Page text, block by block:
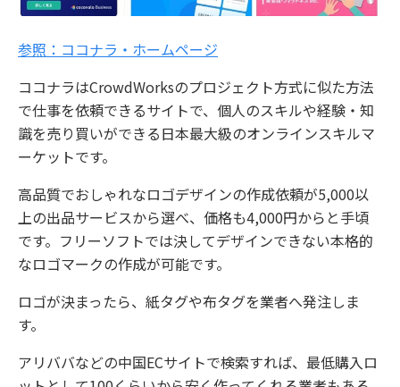
参照：ココナラ・ホームページ
ココナラはCrowdWorksのプロジェクト方式に似た方法
で仕事を依頼できるサイトで、個人のスキルや経験・知
識を売り買いができる日本最大級のオンラインスキルマ
ーケットです。
高品質でおしゃれなロゴデザインの作成依頼が5,000以
上の出品サービスから選べ、価格も4,000円からと手頃
です。フリーソフトでは決してデザインできない本格的
なロゴマークの作成が可能です。
ロゴが決まったら、紙タグや布タグを業者へ発注しま
す。
アリババなどの中国ECサイトで検索すれば、最低購入ロ